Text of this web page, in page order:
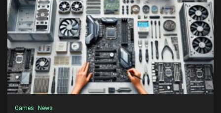
Games News